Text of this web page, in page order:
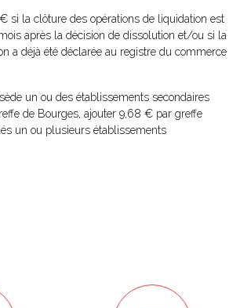
€ si la clôture des opérations de liquidation est
après la décision de dissolution et/ou si la
a déjà été déclarée au registre du commerce
un ou des établissements secondaires
de Bourges, ajouter 9,68 € par greffe
un ou plusieurs établissements